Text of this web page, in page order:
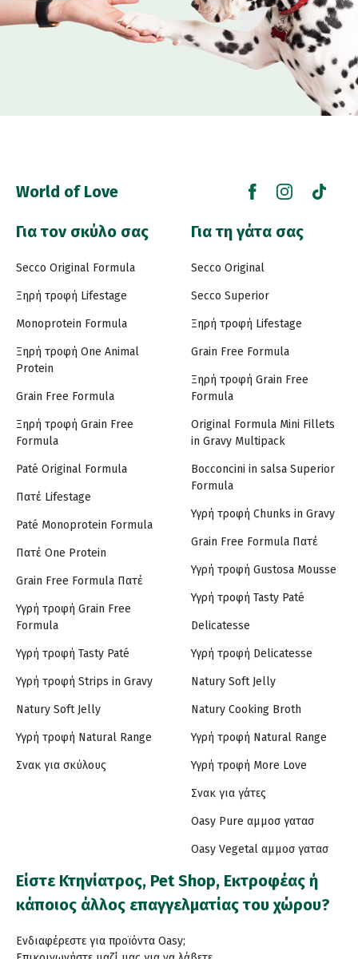
World of Love
Για τον σκύλο σας
Secco Original Formula
Ξηρή τροφή Lifestage
Monoprotein Formula
Ξηρή τροφή One Animal
Protein
Grain Free Formula
Ξηρή τροφή Grain Free
Formula
Paté Original Formula
Πατέ Lifestage
Paté Monoprotein Formula
Πατέ One Protein
Grain Free Formula Πατέ
Υγρή τροφή Grain Free
Formula
Υγρή τροφή Tasty Paté
Υγρή τροφή Strips in Gravy
Natury Soft Jelly
Υγρή τροφή Natural Range
Σνακ για σκύλους
Για τη γάτα σας
Secco Original
Secco Superior
Ξηρή τροφή Lifestage
Grain Free Formula
Ξηρή τροφή Grain Free
Formula
Original Formula Mini Fillets
in Gravy Multipack
Bocconcini in salsa Superior
Formula
Υγρή τροφή Chunks in Gravy
Grain Free Formula Πατέ
Υγρή τροφή Gustosa Mousse
Υγρή τροφή Tasty Paté
Delicatesse
Υγρή τροφή Delicatesse
Natury Soft Jelly
Natury Cooking Broth
Υγρή τροφή Natural Range
Υγρή τροφή More Love
Σνακ για γάτες
Oasy Pure αμμοσ γατασ
Oasy Vegetal αμμοσ γατασ
Είστε Κτηνίατρος, Pet Shop, Εκτροφέας ή
κάποιος άλλος επαγγελματίας του χώρου?
Ενδιαφέρεστε για προϊόντα Oasy;